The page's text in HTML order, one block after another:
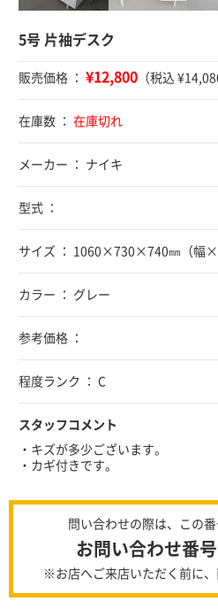
5号 片袖デスク
販売価格 ： ¥12,800 （税込
在庫数 ： 在庫切れ
メーカー ： ナイキ
型式 ：
サイズ ： 1060×730×740㎜（幅×
カラー ： グレー
参考価格 ：
程度ランク ： C
スタッフコメント
・キズが多少ございます。
・カギ付きです。
問い合わせの際は、この
お問い合わせ番
※お店へご来店いただく前に、